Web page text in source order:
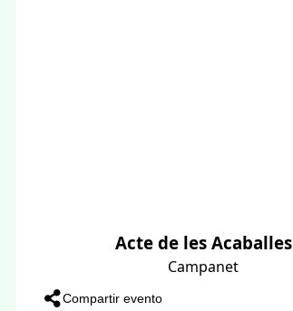
Acte de les Acaballes
Campanet
Compartir evento